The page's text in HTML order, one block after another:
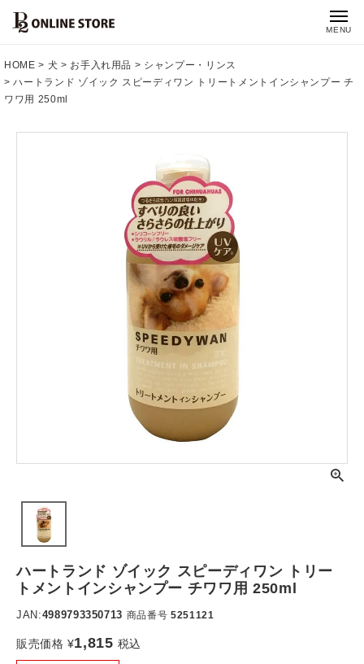
MENU
HOME 犬 お手入れ用品
シャンプー・リンス
ハートランド ゾイック スピーディワン トリートメントインシャンプー チ
ワワ用 250ml
ハートランド ゾイック スピーディワン トリー
トメントインシャンプー チワワ用 250ml
JAN:4989793350713 商品番号 5251121
販売価格 ¥1,815 税込